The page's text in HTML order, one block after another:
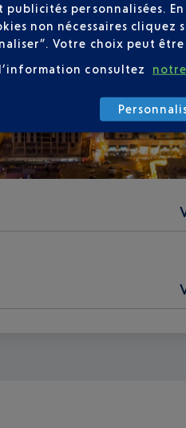
personnalisées.
non nécessaires cliquez
Votre choix peut
consultez